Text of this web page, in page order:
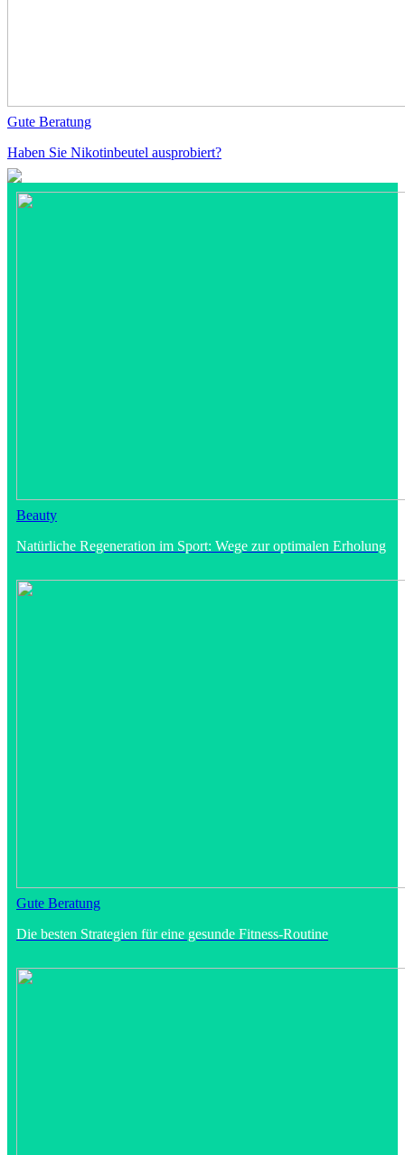
Gute Beratung
Haben Sie Nikotinbeutel ausprobiert?
Beauty
Natürliche Regeneration im Sport: Wege zur optimalen Erholung
Gute Beratung
Die besten Strategien für eine gesunde Fitness-Routine